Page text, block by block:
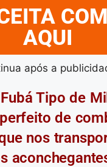
AQUI
após a
Tipo de
de
nos